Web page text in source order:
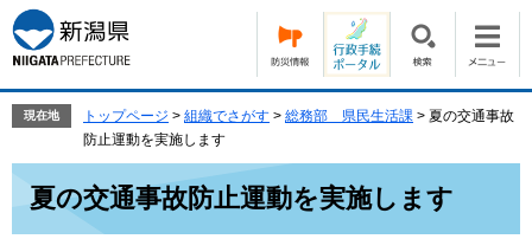
ー
ジ
の
で
す。
ニ
ュ
ー
ば
現在地 トップページ > 組織でさがす > 総務部 県民生活課 > 夏の交通事故
防止運動を実施します
夏の交通事故防止運動を実施します